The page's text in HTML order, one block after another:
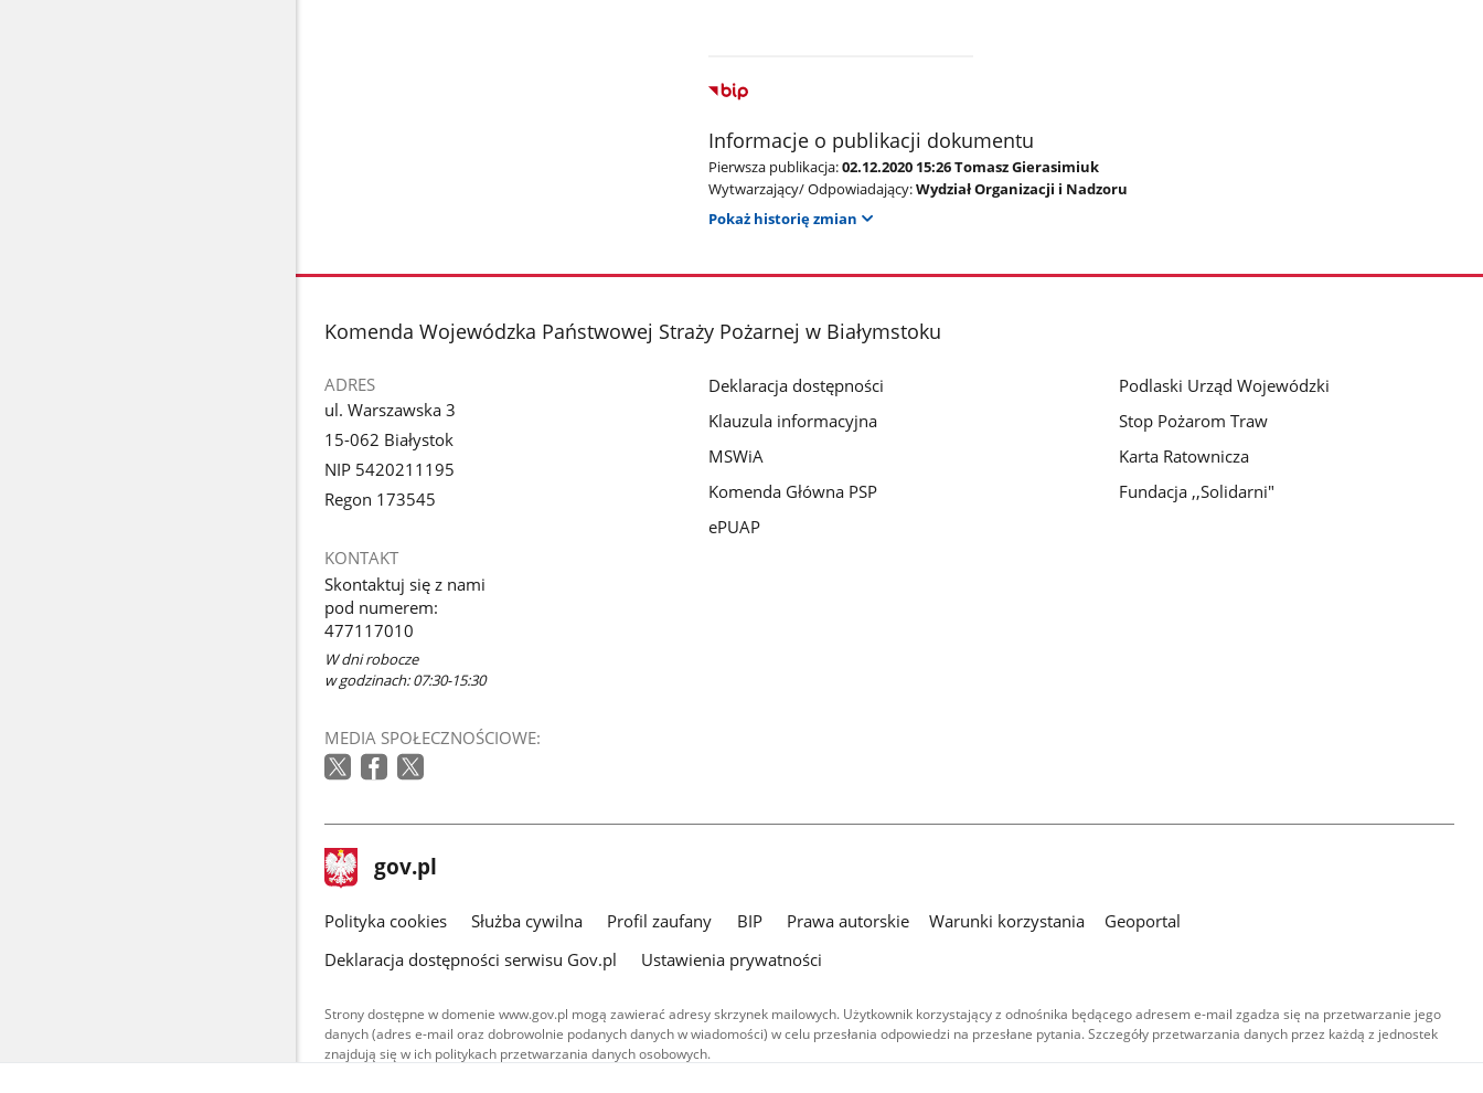
Informacje o publikacji dokumentu
Pierwsza publikacja:02.12.2020 15:26 Tomasz Gierasimiuk
Wytwarzający/ Odpowiadający:Wydział Organizacji i Nadzoru
Pokaż historię zmian
stopka
Komenda Wojewódzka Państwowej Straży Pożarnej w Białymstoku
ADRES
ul. Warszawska 3
15-062 Białystok
NIP 5420211195
Regon 173545
KONTAKT
Skontaktuj się z nami
pod numerem:
477117010
W dni robocze
w godzinach: 07:30-15:30
MEDIA SPOŁECZNOŚCIOWE:
Deklaracja dostępności
Klauzula informacyjna
MSWiA
Komenda Główna PSP
ePUAP
Podlaski Urząd Wojewódzki
Stop Pożarom Traw
Karta Ratownicza
Fundacja ,,Solidarni"
stopka
gov.pl Strona
gov.pl
gov.pl
Polityka cookies Służba cywilna Profil zaufany BIP Prawa autorskie Warunki korzystania
Geoportal
Deklaracja dostępności serwisu Gov.pl
Ustawienia prywatności
Strony dostępne w domenie www.gov.pl mogą zawierać adresy skrzynek mailowych. Użytkownik korzystający z odnośnika będącego adresem e-mail zgadza się na przetwarzanie jego
danych (adres e-mail oraz dobrowolnie podanych danych w wiadomości) w celu przesłania odpowiedzi na przesłane pytania. Szczegóły przetwarzania danych przez każdą z jednostek
znajdują się w ich politykach przetwarzania danych osobowych.